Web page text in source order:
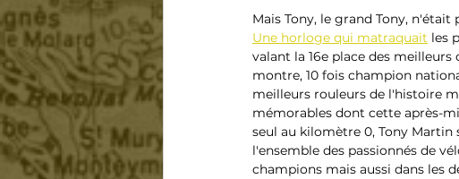
Mais Tony, le grand Tony,
Une horloge qui matraquait les
valant la 16e place des
montre, 10 fois champion
meilleurs rouleurs de l'histoire
mémorables dont cette après-
seul au kilomètre 0, Tony Martin
l'ensemble des passionnés de
champions mais aussi dans les